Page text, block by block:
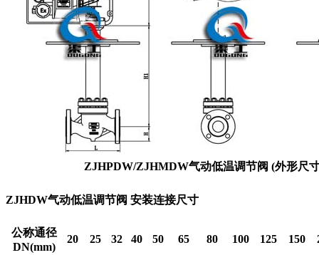
ZJHPDW/ZJHMDW气动低温调节阀 (外形尺
ZJHDW气动低温调节阀 安装连接尺寸
公称通径
DN(mm)
20 25 32 40 50 65 80 100 125 150